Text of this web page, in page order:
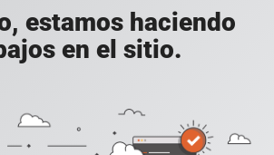
estamos haciendo
en el sitio.